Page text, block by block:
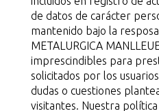
de datos de carácter
mantenido bajo la
METALURGICA
imprescindibles para
solicitados por los
dudas o cuestiones
visitantes. Nuestra